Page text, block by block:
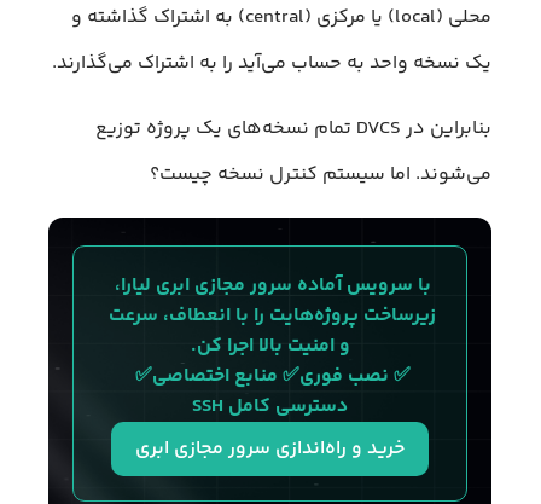
محلی (local) یا مرکزی (central) به اشتراک گذاشته و
یک نسخه واحد به حساب می‌آید را به اشتراک می‌گذارند.
بنابراین در DVCS تمام نسخه‌های یک پروژه توزیع
می‌شوند. اما سیستم کنترل نسخه چیست؟
با سرویس آماده سرور مجازی ابری لیارا،
زیرساخت پروژه‌هایت را با انعطاف، سرعت
و امنیت بالا اجرا کن.
✅ نصب فوری✅ منابع اختصاصی✅
دسترسی کامل SSH
خرید و راه‌اندازی سرور مجازی ابری